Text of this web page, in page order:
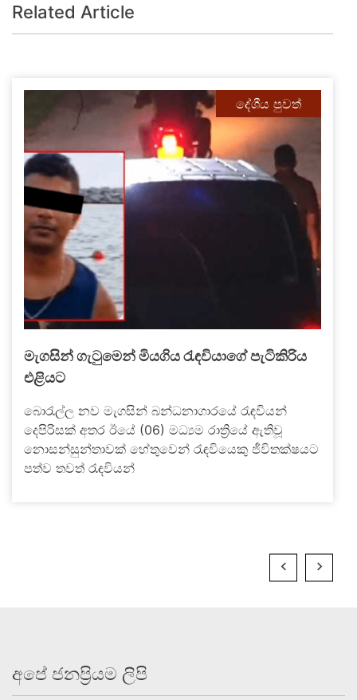
Related Article
දේශීය පුවත්
මැගසින් ගැටුමෙන් මියගිය රැඳවියාගේ පැටිකිරිය
එළියට
බොරැල්ල නව මැගසින් බන්ධනාගාරයේ රැඳවියන්
දෙපිරිසක් අතර ඊයේ (06) මධ්‍යම රාත්‍රියේ ඇතිවූ
නොසන්සුන්තාවක් හේතුවෙන් රැඳවියෙකු ජීවිතක්ෂයට
පත්ව තවත් රැඳවියන්
අපේ ජනප්‍රියම ලිපි